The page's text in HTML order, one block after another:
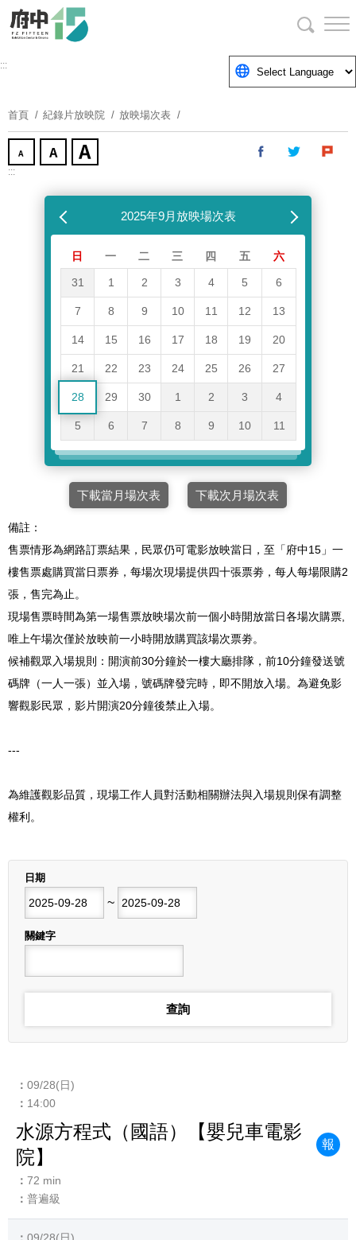
要
塊
:::
首頁 紀錄片放映院 放映場次表
:::
2025年9月放映場次表下個月
日 一 二 三 四 五 六
31 1 2 3 4 5 6
7 8 9 10 11 12 13
14 15 16 17 18 19 20
21 22 23 24 25 26 27
28 29 30 1 2 3 4
5 6 7 8 9 10 11
下載當月場次表 下載次月場次表
備註：
售票情形為網路訂票結果，民眾仍可電影放映當日，至「府中15」一
樓售票處購買當日票券，每場次現場提供四十張票劵，每人每場限購2
張，售完為止。
現場售票時間為第一場售票放映場次前一個小時開放當日各場次購票,
唯上午場次僅於放映前一小時開放購買該場次票劵。
候補觀眾入場規則：開演前30分鐘於一樓大廳排隊，前10分鐘發送號
碼牌（一人一張）並入場，號碼牌發完時，即不開放入場。為避免影
響觀影民眾，影片開演20分鐘後禁止入場。
---
為維護觀影品質，現場工作人員對活動相關辦法與入場規則保有調整
權利。
日期
~
結束日期
關鍵字
09/28(日)
14:00
水源方程式（國語）【嬰兒車電影
院】
報
72 min
普遍級